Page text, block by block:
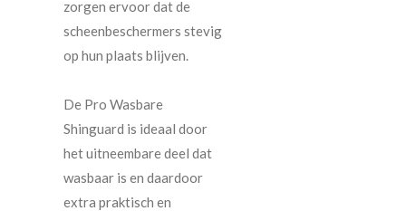
zorgen ervoor dat de
scheenbeschermers stevig
op hun plaats blijven.
De Pro Wasbare
Shinguard is ideaal door
het uitneembare deel dat
wasbaar is en daardoor
extra praktisch en